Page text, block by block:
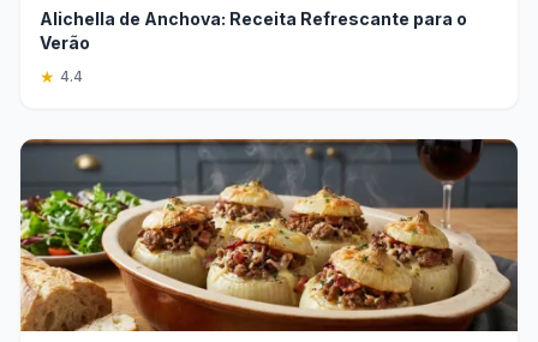
Alichella de Anchova: Receita Refrescante para o
Verão
★ 4.4